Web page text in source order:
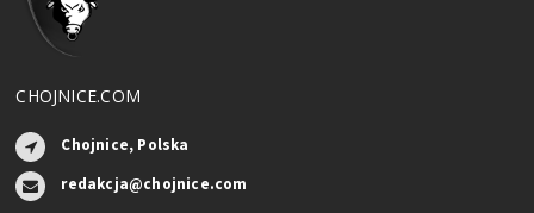
CHOJNICE.COM
Chojnice, Polska
redakcja@chojnice.com